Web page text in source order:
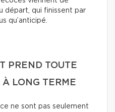
départ, qui finissent par
qu’anticipé.
PREND TOUTE
LONG TERME
ne sont pas seulement